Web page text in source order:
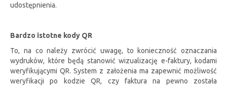
udostępnienia.
Bardzo istotne kody QR
To, na co należy zwrócić uwagę, to konieczność oznaczania
wydruków, które będą stanowić wizualizację e-faktury, kodami
weryfikującymi QR. System z założenia ma zapewnić możliwość
weryfikacji po kodzie QR, czy faktura na pewno została